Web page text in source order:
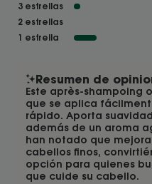
3 estrellas
2 estrellas
1 estrella
Resumen de
Este après-shampoing
que se aplica
rápido. Aporta
además de un aroma
han notado que
cabellos finos,
opción para quienes
que cuide su cabello.